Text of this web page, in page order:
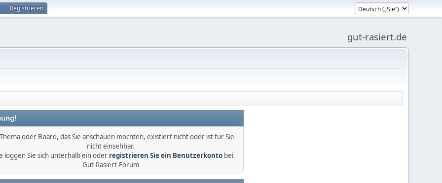
Registrieren
gut-rasiert.de
oder Board, das Sie anschauen möchten, existiert nicht oder ist für Sie
nicht einsehbar.
loggen Sie sich unterhalb ein oder registrieren Sie ein Benutzerkontobei
Gut-Rasiert-Forum